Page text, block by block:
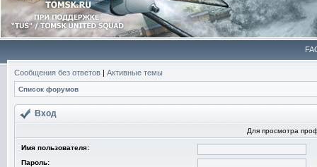
Сообщения без ответов | Активные темы
Список форумов
Вход
Для просмотра
Имя пользователя:
Пароль: